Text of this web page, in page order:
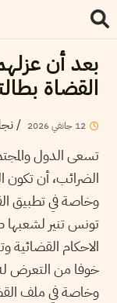
بعد أن
القضاة
12 جانفي2026
/
تسعى الدول
الضرائب، أن تكون
وخاصة في تطبيق
تونس تنير
الاحكام القضائية
خوفا من التعرض
وخاصة في ملف